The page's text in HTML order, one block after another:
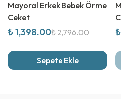
Mayoral Erkek Bebek Örme
Ceket
₺ 1,398.00₺ 2,796.00
Sepete Ekle